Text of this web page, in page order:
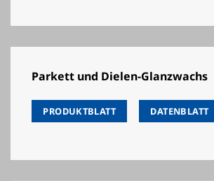
Parkett und Dielen-Glanzwachs
PRODUKTBLATT DATENBLATT